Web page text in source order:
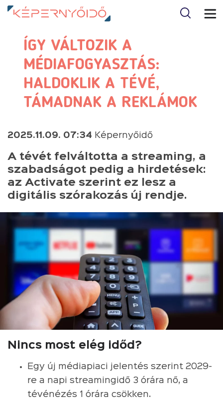
ÍGY VÁLTOZIK A
MÉDIAFOGYASZTÁS:
HALDOKLIK A TÉVÉ,
TÁMADNAK A REKLÁMOK
2025.11.09. 07:34 Képernyőidő
A tévét felváltotta a streaming, a
szabadságot pedig a hirdetések:
az Activate szerint ez lesz a
digitális szórakozás új rendje.
Nincs most elég időd?
Egy új médiapiaci jelentés szerint 2029-
re a napi streamingidő 3 órára nő, a
tévénézés 1 órára csökken.